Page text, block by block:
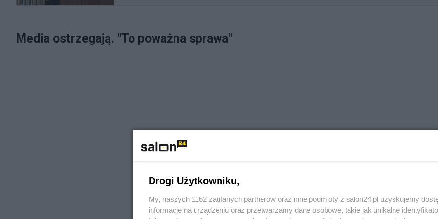
Media ostrzegają. "To poważna sprawa"
Drogi Użytkowniku,
My, naszych 1162 zaufanych partnerów oraz inne podmioty z salon24.pl uzyskujemy
informacje na urządzeniu oraz przetwarzamy dane osobowe, takie jak unikalne